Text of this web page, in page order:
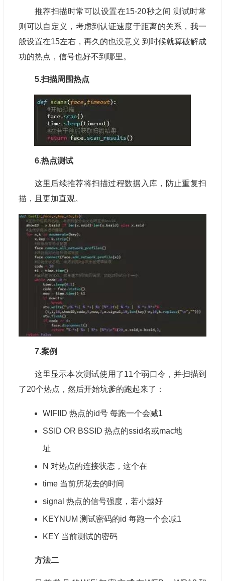
推荐扫描时常可以设置在15-20秒之间 测试时常
则可以自定义，考虑到认证速度于距离的关系，我一
般设置在15左右，再久的也没意义 到时候就算破解成
功的热点，信号也好不到哪里。
5.扫描周围热点
6.热点测试
这里后续推荐将扫描过程数据入库，防止重复扫
描，且更加直观。
7.案例
这里显示本次测试使用了11个弱口令，并扫描到
了20个热点，然后开始坑爹的跑起来了：
WIFIID 热点的id号 每跑一个会减1
SSID OR BSSID 热点的ssid名或mac地
址
N 对热点的连接状态，这个在
time 当前所花去的时间
signal 热点的信号强度，若小越好
KEYNUM 测试密码的id 每跑一个会减1
KEY 当前测试的密码
方法二